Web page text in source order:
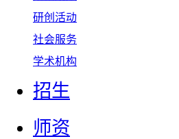
研创活动
社会服务
学术机构
招生
师资